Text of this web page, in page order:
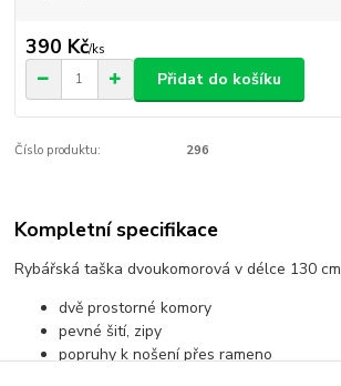
390 Kč/ks
Přidat do košíku
Číslo produktu: 296
Kompletní specifikace
Rybářská taška dvoukomorová v délce 130 cm
dvě prostorné komory
pevné šití, zipy
popruhy k nošení přes rameno